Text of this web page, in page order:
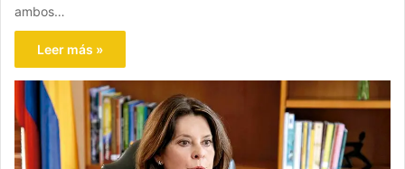
ambos…
Leer más »